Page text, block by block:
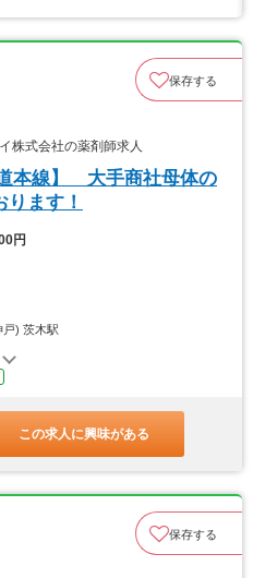
保存する
株式会社の薬剤師求人
本線】 大手商社母体の
ます！
円
戸) 茨木駅
この求人に興味がある
保存する